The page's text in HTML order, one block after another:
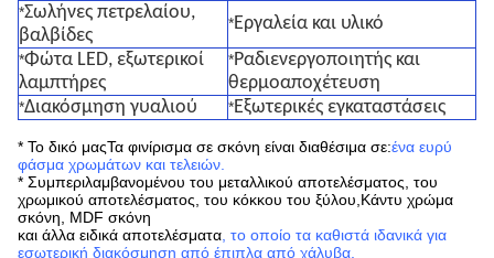
*Σωλήνες πετρελαίου,
βαλβίδες
*Εργαλεία και υλικό
*Φώτα LED, εξωτερικοί
λαμπτήρες
*Ραδιενεργοποιητής και
θερμοαποχέτευση
*Διακόσμηση γυαλιού *Εξωτερικές εγκαταστάσεις
* Το δικό μαςΤα φινίρισμα σε σκόνη είναι διαθέσιμα σε:ένα ευρύ
φάσμα χρωμάτων και τελειών
* Συμπεριλαμβανομένου του μεταλλικού αποτελέσματος, του
χρωμικού αποτελέσματος, του κόκκου του ξύλου, Κάντυ χρώμα
σκόνη, MDF σκόνη
και άλλα ειδικά αποτελέσματα , το οποίο τα καθιστά ιδανικά για
εσωτερική διακόσμηση από έπιπλα από χάλυβα,